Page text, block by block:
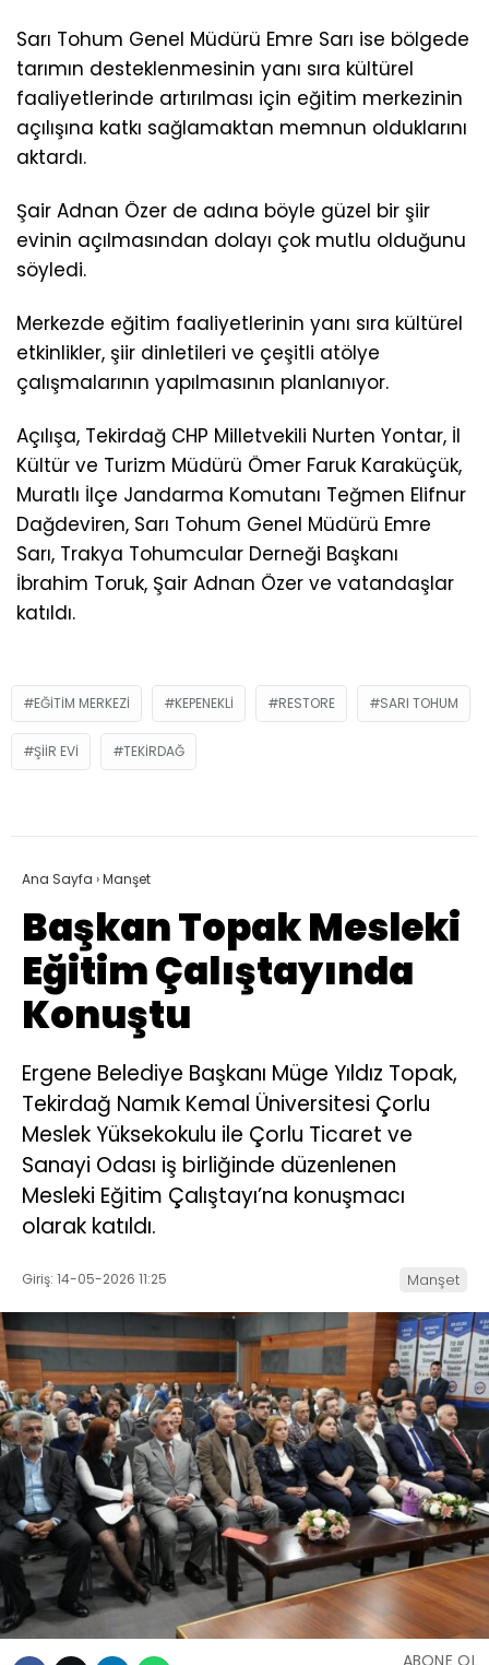
Sarı Tohum Genel Müdürü Emre Sarı ise bölgede
tarımın desteklenmesinin yanı sıra kültürel
faaliyetlerinde artırılması için eğitim merkezinin
açılışına katkı sağlamaktan memnun olduklarını
aktardı.
Şair Adnan Özer de adına böyle güzel bir şiir
evinin açılmasından dolayı çok mutlu olduğunu
söyledi.
Merkezde eğitim faaliyetlerinin yanı sıra kültürel
etkinlikler, şiir dinletileri ve çeşitli atölye
çalışmalarının yapılmasının planlanıyor.
Açılışa, Tekirdağ CHP Milletvekili Nurten Yontar, İl
Kültür ve Turizm Müdürü Ömer Faruk Karaküçük,
Muratlı İlçe Jandarma Komutanı Teğmen Elifnur
Dağdeviren, Sarı Tohum Genel Müdürü Emre
Sarı, Trakya Tohumcular Derneği Başkanı
İbrahim Toruk, Şair Adnan Özer ve vatandaşlar
katıldı.
EĞITIM MERKEZI KEPENEKLI RESTORE SARI TOHUM
ŞIIR EVI TEKIRDAĞ
Ana Sayfa ›Manşet
Başkan Topak Mesleki
Eğitim Çalıştayında
Konuştu
Ergene Belediye Başkanı Müge Yıldız Topak,
Tekirdağ Namık Kemal Üniversitesi Çorlu
Meslek Yüksekokulu ile Çorlu Ticaret ve
Sanayi Odası iş birliğinde düzenlenen
Mesleki Eğitim Çalıştayı’na konuşmacı
olarak katıldı.
Giriş: 14-05-2026 11:25 Manşet